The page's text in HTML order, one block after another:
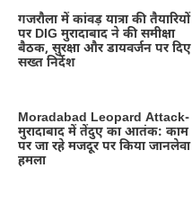
गजरौला में कांवड़ यात्रा की तैयारियों
पर DIG मुरादाबाद ने की समीक्षा
बैठक, सुरक्षा और डायवर्जन पर दिए
सख्त निर्देश
Moradabad Leopard Attack-
मुरादाबाद में तेंदुए का आतंक: काम
पर जा रहे मजदूर पर किया जानलेवा
हमला